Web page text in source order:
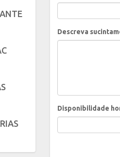
Descreva
Disponibilidade